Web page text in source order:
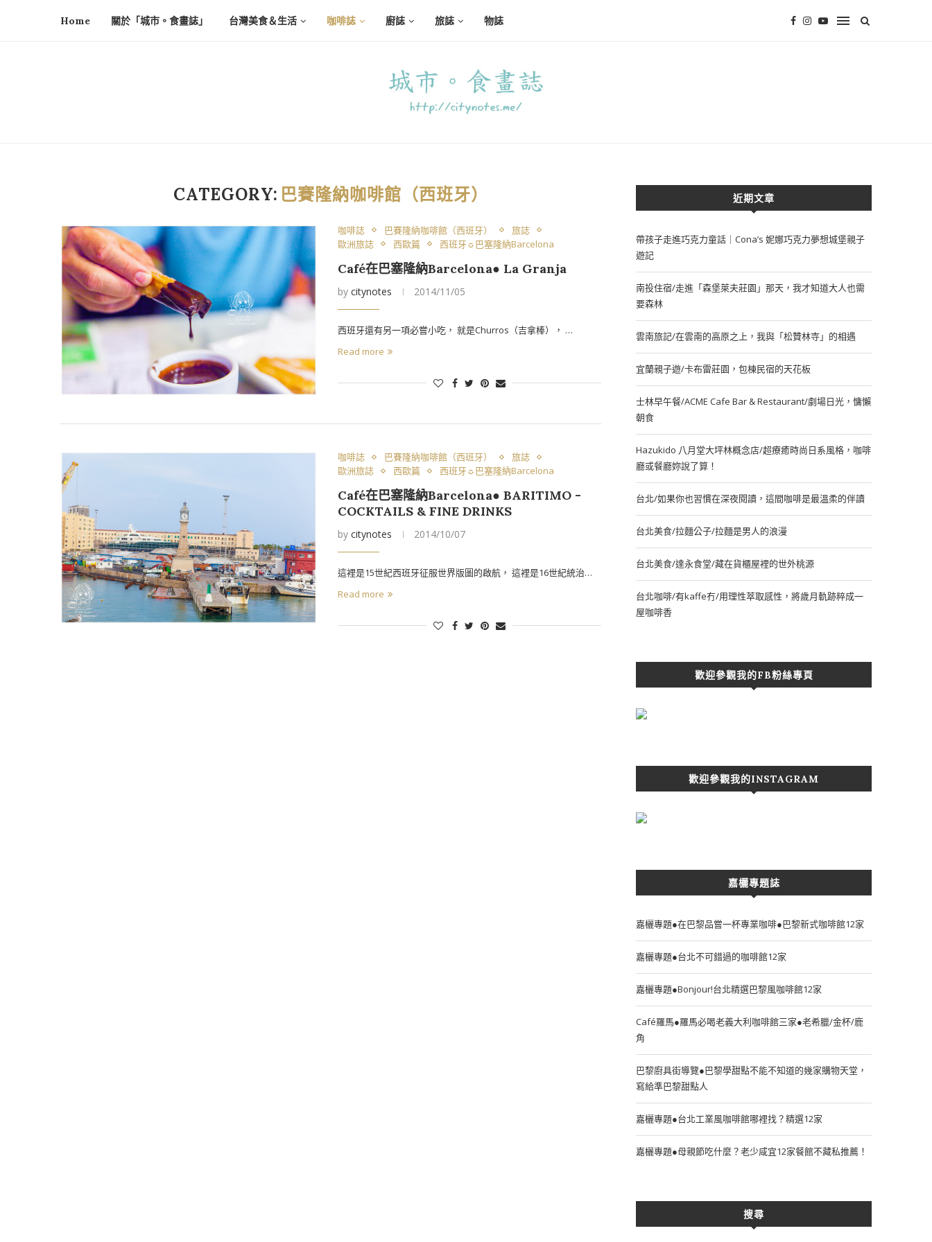
Home 關於「城市。食畫誌」 台灣美食＆生活 咖啡誌 廚誌 旅誌 物誌
CATEGORY: 巴賽隆納咖啡館（西班牙）
咖啡誌 巴賽隆納咖啡館（西班牙）
旅誌
歐洲旅誌
西歐篇 西班牙☼巴塞隆納Barcelona
Café在巴塞隆納Barcelona● La Granja
by citynotes 2014/11/05
西班牙還有另一項必嘗小吃， 就是Churros（吉拿棒）， …
Read more
咖啡誌 巴賽隆納咖啡館（西班牙）
旅誌
歐洲旅誌
西歐篇 西班牙☼巴塞隆納Barcelona
Café在巴塞隆納Barcelona● BARITIMO -
COCKTAILS & FINE DRINKS
by citynotes 2014/10/07
這裡是15世紀西班牙征服世界版圖的啟航， 這裡是16世紀統治…
Read more
近期文章
帶孩子走進巧克力童話｜Cona’s 妮娜巧克力夢想城堡親子
遊記
南投住宿/走進「森堡萊夫莊園」那天，我才知道大人也需
要森林
雲南旅記/在雲南的高原之上，我與「松贊林寺」的相遇
宜蘭親子遊/卡布雷莊園，包棟民宿的天花板
士林早午餐/ACME Cafe Bar & Restaurant/劇場日光，慵懶
朝食
Hazukido 八月堂大坪林概念店/超療癒時尚日系風格，咖啡
廳或餐廳妳說了算！
台北/如果你也習慣在深夜閱讀，這間咖啡是最溫柔的伴讀
台北美食/拉麵公子/拉麵是男人的浪漫
台北美食/達永食堂/藏在貨櫃屋裡的世外桃源
台北咖啡/有kaffe冇/用理性萃取感性，將歲月軌跡粹成一
屋咖啡香
歡迎參觀我的FB粉絲專頁
歡迎參觀我的INSTAGRAM
嘉欐專題誌
嘉欐專題●在巴黎品嘗一杯專業咖啡●巴黎新式咖啡館12家
嘉欐專題●台北不可錯過的咖啡館12家
嘉欐專題●Bonjour!台北精選巴黎風咖啡館12家
Café羅馬●羅馬必喝老義大利咖啡館三家●老希臘/金杯/鹿
角
巴黎廚具街導覽●巴黎學甜點不能不知道的幾家購物天堂，
寫給準巴黎甜點人
嘉欐專題●台北工業風咖啡館哪裡找？精選12家
嘉欐專題●母親節吃什麼？老少咸宜12家餐館不藏私推薦！
搜尋